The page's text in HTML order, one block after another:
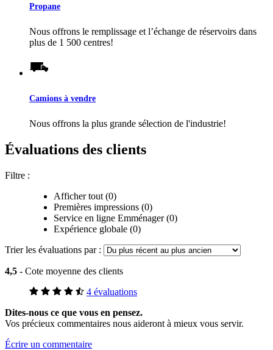
Propane
Nous offrons le remplissage et l’échange de réservoirs dans
plus de 1 500 centres!
Camions à vendre
Nous offrons la plus grande sélection de l'industrie!
Évaluations des clients
Filtre :
Afficher tout (0)
Premières impressions (0)
Service en ligne Emménager (0)
Expérience globale (0)
Trier les évaluations par :
4,5 - Cote moyenne des clients
4 évaluations
Dites-nous ce que vous en pensez.
Vos précieux commentaires nous aideront à mieux vous servir.
Écrire un commentaire